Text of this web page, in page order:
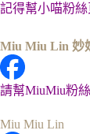
記得幫小喵粉絲
Miu Miu Lin 妙
請幫MiuMiu粉
Miu Miu Lin